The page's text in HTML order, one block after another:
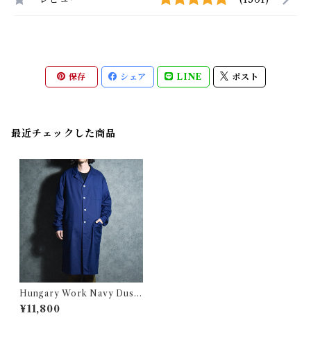
保存 シェア LINE ポスト
最近チェックした商品
Hungary Work Navy Duste
r Coat ハンガリー ワーク ネ
イビー ダスター コート
¥11,800